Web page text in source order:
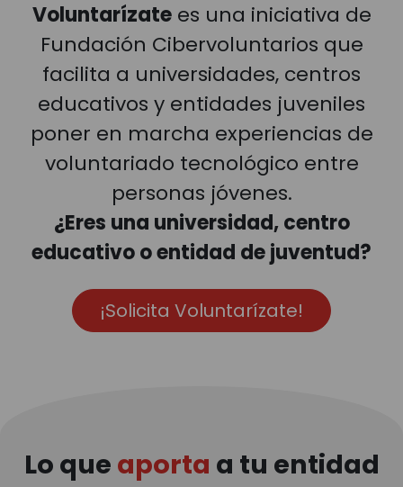
Voluntarízatees una iniciativa de
Fundación Cibervoluntarios que
facilita a universidades, centros
educativos y entidades juveniles
poner en marcha experiencias de
voluntariado tecnológico entre
personas jóvenes.
¿Eres una universidad, centro
educativo o entidad de juventud?
¡Solicita Voluntarízate!
Lo que aporta a tu entidad